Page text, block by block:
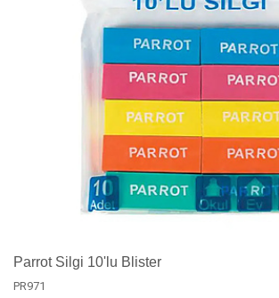
Parrot Silgi 10'lu Blister
PR971